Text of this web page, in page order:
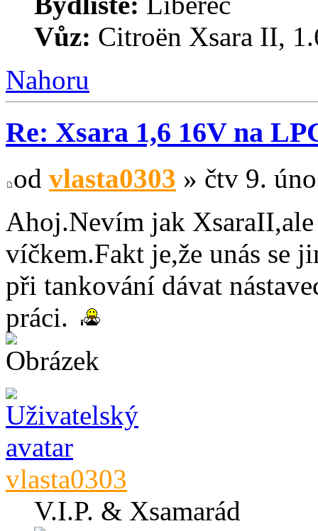
Vůz: Citroën Xsara II,
Nahoru
Re: Xsara 1,6 16V na
od vlasta0303 » čtv 9.
Ahoj.Nevím jak
víčkem.Fakt je,že unás se
při tankování dávat
práci.
vlasta0303
V.I.P. & Xsamarád